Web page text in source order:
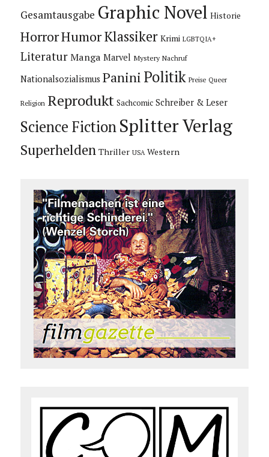
Gesamtausgabe Graphic Novel Historie
HorrorHumorKlassiker Krimi LGBTQIA+
Literatur Manga Marvel Mystery Nachruf
Nationalsozialismus Panini Politik Preise Queer
Religion Reprodukt Sachcomic Schreiber & Leser
Science Fiction Splitter Verlag
Superhelden Thriller USA Western